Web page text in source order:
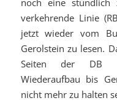
verkehrende Linie
jetzt wieder vom
Gerolstein zu lesen.
Seiten der DB
Wiederaufbau bis
nicht mehr zu halten